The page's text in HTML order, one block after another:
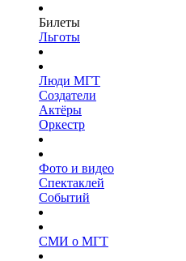
Билеты
Льготы
Люди МГТ
Создатели
Актёры
Оркестр
Фото и видео
Спектаклей
Событий
СМИ о МГТ